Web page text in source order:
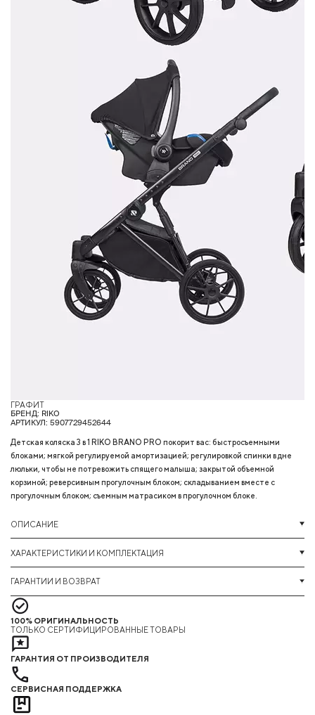
ГРАФИТ
БРЕНД: RIKO
АРТИКУЛ: 5907729452644
Детская коляска 3 в 1 RIKO BRANO PRO покорит вас: быстросъемными
блоками; мягкой регулируемой амортизацией; регулировкой спинки в дне
люльки, чтобы не потревожить спящего малыша; закрытой объемной
корзиной; реверсивным прогулочным блоком; складыванием вместе с
прогулочным блоком; съемным матрасиком в прогулочном блоке.
ОПИСАНИЕ
ХАРАКТЕРИСТИКИ И КОМПЛЕКТАЦИЯ
ГАРАНТИИ И ВОЗВРАТ
100% ОРИГИНАЛЬНОСТЬ
ТОЛЬКО СЕРТИФИЦИРОВАННЫЕ ТОВАРЫ
ГАРАНТИЯ ОТ ПРОИЗВОДИТЕЛЯ
СЕРВИСНАЯ ПОДДЕРЖКА